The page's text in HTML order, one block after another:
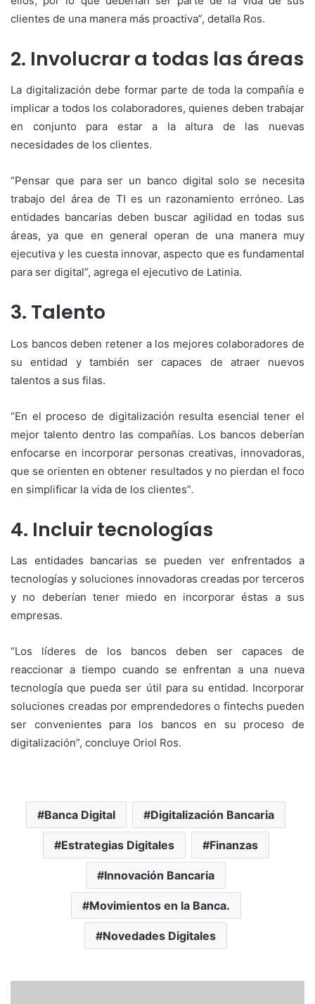
clientes de una manera más proactiva”, detalla Ros.
2. Involucrar a todas las áreas
La digitalización debe formar parte de toda la compañía e
implicar a todos los colaboradores, quienes deben trabajar
en conjunto para estar a la altura de las nuevas
necesidades de los clientes.
“Pensar que para ser un banco digital solo se necesita
trabajo del área de TI es un razonamiento erróneo. Las
entidades bancarias deben buscar agilidad en todas sus
áreas, ya que en general operan de una manera muy
ejecutiva y les cuesta innovar, aspecto que es fundamental
para ser digital”, agrega el ejecutivo de Latinia.
3. Talento
Los bancos deben retener a los mejores colaboradores de
su entidad y también ser capaces de atraer nuevos
talentos a sus filas.
“En el proceso de digitalización resulta esencial tener el
mejor talento dentro las compañías. Los bancos deberían
enfocarse en incorporar personas creativas, innovadoras,
que se orienten en obtener resultados y no pierdan el foco
en simplificar la vida de los clientes”.
4. Incluir tecnologías
Las entidades bancarias se pueden ver enfrentados a
tecnologías y soluciones innovadoras creadas por terceros
y no deberían tener miedo en incorporar éstas a sus
empresas.
“Los líderes de los bancos deben ser capaces de
reaccionar a tiempo cuando se enfrentan a una nueva
tecnología que pueda ser útil para su entidad. Incorporar
soluciones creadas por emprendedores o fintechs pueden
ser convenientes para los bancos en su proceso de
digitalización”, concluye Oriol Ros.
Banca Digital Digitalización Bancaria
Estrategias Digitales Finanzas
Innovación Bancaria
Movimientos en la Banca.
Novedades Digitales